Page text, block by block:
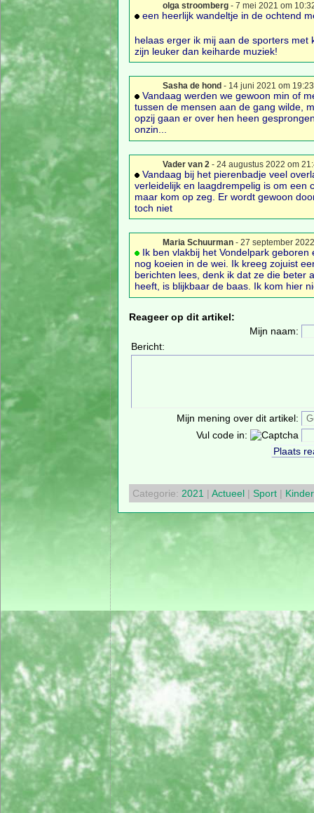
olga stroomberg- 7 mei 2021 om
een heerlijk wandeltje in de ochtend
helaas erger ik mij aan de sporters
zijn leuker dan keiharde muziek!
Sasha de hond - 14 juni 2021 om 19:23
Vandaag werden we gewoon min of
tussen de mensen aan de gang wilde,
opzij gaan er over hen heen
onzin...
Vader van 2 - 24 augustus 2022 om
Vandaag bij het pierenbadje veel
verleidelijk en laagdrempelig is om een
maar kom op zeg. Er wordt gewoon
toch niet
Maria Schuurman- 27 september
Ik ben vlakbij het Vondelpark geboren
nog koeien in de wei. Ik kreeg zojuist
berichten lees, denk ik dat ze die beter
heeft, is blijkbaar de baas. Ik kom hier
Reageer op dit artikel:
Mijn naam:
Bericht:
Mijn mening over dit artikel:
Vul code in:
Categorie: 2021 | Actueel| Sport|